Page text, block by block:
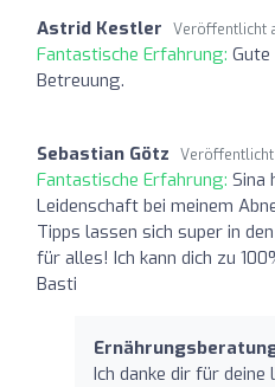
Astrid Kestler Veröffentlicht
Fantastische Erfahrung:
Betreuung.
Sebastian Götz
Fantastische Erfahrung: Sina
Leidenschaft bei meinem
Tipps lassen sich super in
für alles! Ich kann dich zu
Basti
Ich danke dir für deine